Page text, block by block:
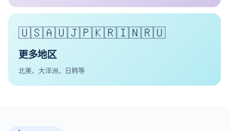
🇺🇸🇦🇺🇯🇵🇰🇷🇮🇳🇷🇺
更多地区
北美、大洋洲、日韩等